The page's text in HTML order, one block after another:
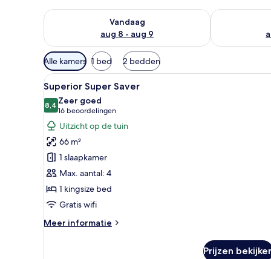
Vandaag
aug 8 - aug 9
De beschikbaarheid controleren voor vanavond aug
De
Beschikbare
filters
voor
kamers
Alle kamers 1 bed 2 bedden
Alle
foto's
voor
Superior
Super
Saver
laden
Een moderne woonkamer
9
Superior Super Saver
8,48,4 van 10
Zeer goed
16 beoordelingen
(16
beoordelingen)
Uitzicht op de tuin
66 m²
1 slaapkamer
Max. aantal: 4
1 kingsize bed
Gratis wifi
Meer informatie
Meer
Prijzen